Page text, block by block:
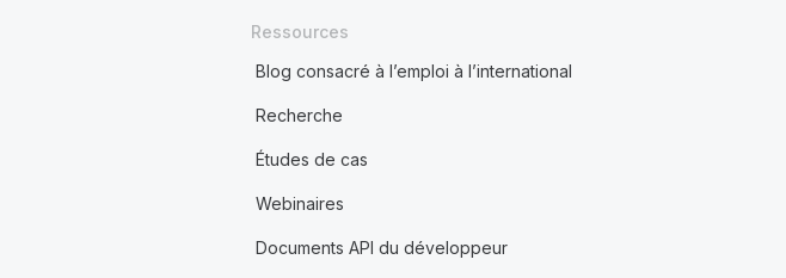
Ressources
Blog consacré à l’emploi à l’international
Recherche
Études de cas
Webinaires
Documents API du développeur